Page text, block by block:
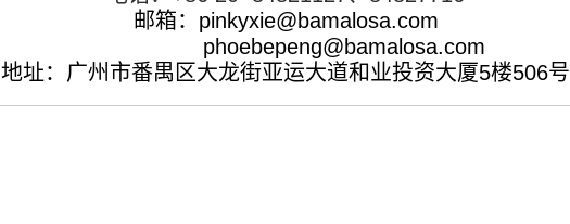
邮箱： pinkyxie@bamalosa.com
phoebepeng@bamalosa.com
地址：广州市番禺区大龙街亚运大道和业投资大厦5楼506号